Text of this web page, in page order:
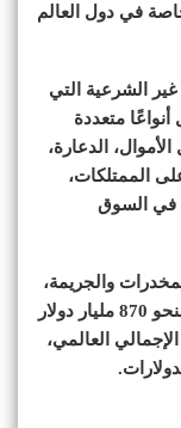
خاصة في دول العالم
الشرعية التي
متعددة
الدعارة،
الممتلكات،
في السوق
والجريمة،
يُقدَّر حجم الجريمة المنظمة العابرة للحدود بنحو 870 مليار دولار
المحلي الإجمالي العالمي،